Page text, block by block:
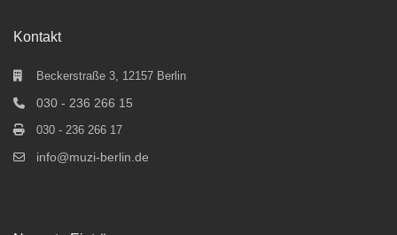
Kontakt
Beckerstraße 3, 12157 Berlin
030 - 236 266 15
030 - 236 266 17
info@muzi-berlin.de